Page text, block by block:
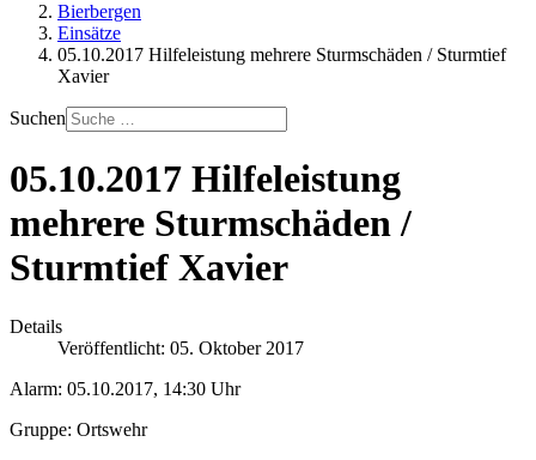
Bierbergen
Einsätze
05.10.2017 Hilfeleistung mehrere Sturmschäden / Sturmtief
Xavier
Suchen
05.10.2017 Hilfeleistung
mehrere Sturmschäden /
Sturmtief Xavier
Details
Veröffentlicht: 05. Oktober 2017
Alarm: 05.10.2017, 14:30 Uhr
Gruppe: Ortswehr